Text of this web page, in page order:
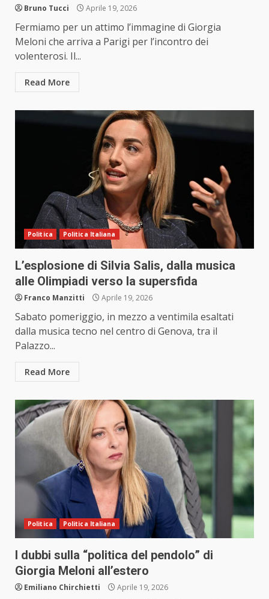
Bruno Tucci Aprile 19, 2026
Fermiamo per un attimo l’immagine di Giorgia
Meloni che arriva a Parigi per l’incontro dei
volenterosi. Il...
Read More
Politica Politica Italiana
L’esplosione di Silvia Salis, dalla musica
alle Olimpiadi verso la supersfida
Franco Manzitti Aprile 19, 2026
Sabato pomeriggio, in mezzo a ventimila esaltati
dalla musica tecno nel centro di Genova, tra il
Palazzo...
Read More
Politica Politica Italiana
I dubbi sulla “politica del pendolo” di
Giorgia Meloni all’estero
Emiliano Chirchietti Aprile 19, 2026